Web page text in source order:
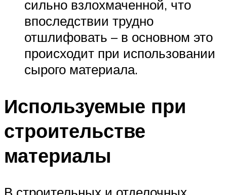
сильно взлохмаченной, что
впоследствии трудно
отшлифовать – в основном это
происходит при использовании
сырого материала.
Используемые при
строительстве
материалы
В строительных и отделочных